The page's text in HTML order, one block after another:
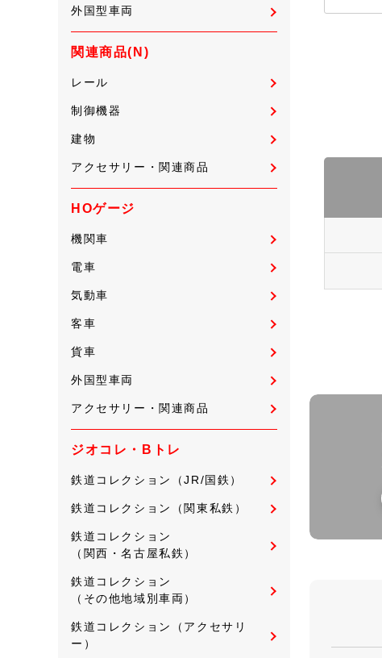
外国型車両
関連商品(N)
レール
制御機器
建物
アクセサリー・関連商品
HOゲージ
機関車
電車
気動車
客車
貨車
外国型車両
アクセサリー・関連商品
ジオコレ・Bトレ
鉄道コレクション（JR/国鉄）
鉄道コレクション（関東私鉄）
鉄道コレクション
（関西・名古屋私鉄）
鉄道コレクション
（その他地域別車両）
鉄道コレクション（アクセサリ
ー）